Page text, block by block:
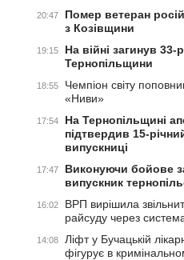
20:47
Помер ветеран
з Козівщини
19:15
На війні загинув 33-
Тернопільщини
18:55
Чемпіон світу
«Ниви»
17:54
На Тернопільщині
підтвердив 15-
випускниці
17:47
Виконуючи бойове
випускник
16:02
ВРП вирішила
райсуду через
14:08
Ліфт у Бучацькій
фігурує в